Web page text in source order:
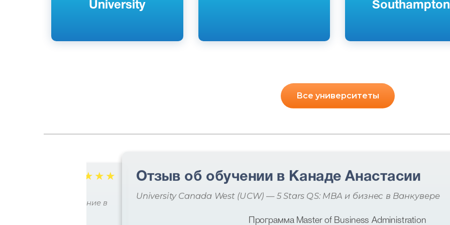
University
Southampton
Все университеты
☆ ☆ ☆
образование в
Отзыв об обучении в Канаде Анастасии
University Canada West (UCW) — 5 Stars QS: MBA и бизнес в Ванкувере
Программа Master of Business Administration